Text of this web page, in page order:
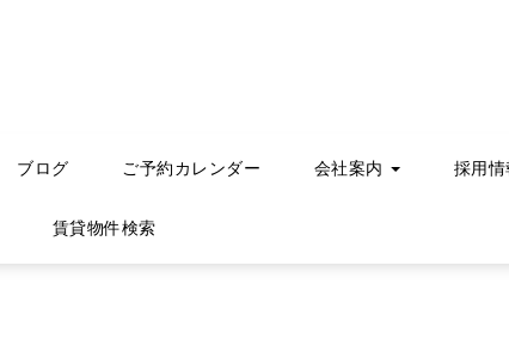
ブログ ご予約カレンダー 会社案内 採用情
賃貸物件検索